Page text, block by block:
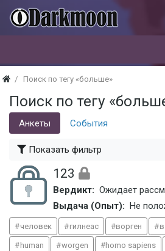
Поиск по тегу «больше»
Поиск по тегу
Анкеты События
Показать фильтр
123
Вердикт: Ожидает
Выдача (Опыт):
Не
человек гилнеас ворген
human worgen homo sapiens